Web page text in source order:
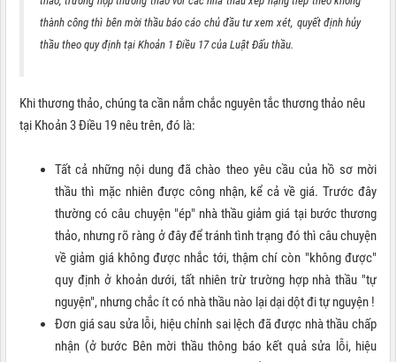
thành công thì bên mời thầu báo cáo chủ đầu tư xem xét, quyết định hủy
thầu theo quy định tại Khoản 1 Điều 17 của Luật Đấu thầu.
Khithương thảo, chúng ta cần nắm chắc nguyên tắc thương thảo nêu
tại Khoản 3 Điều 19 nêu trên, đó là:
Tất cả những nội dung đã chào theo yêu cầu của hồ sơ mời
thầu thì mặc nhiên được công nhận, kể cả về giá. Trước đây
thường có câu chuyện "ép" nhà thầu giảm giá tại bước thương
thảo, nhưng rõ ràng ở đây để tránh tình trạng đó thì câu chuyện
về giảm giá không được nhắc tới, thậm chí còn "không được"
quy định ở khoản dưới, tất nhiên trừ trường hợp nhà thầu "tự
nguyện", nhưng chắc ít có nhà thầu nào lại dại dột đi tự nguyện !
Đơn giá sau sửa lỗi, hiệu chỉnh sai lệch đã được nhà thầu chấp
nhận (ở bước Bên mời thầu thông báo kết quả sửa lỗi, hiệu